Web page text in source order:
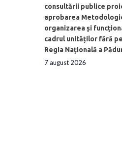
consultării publice
aprobarea
organizarea și
cadrul unităților fără
Regia Națională a
7 august 2026